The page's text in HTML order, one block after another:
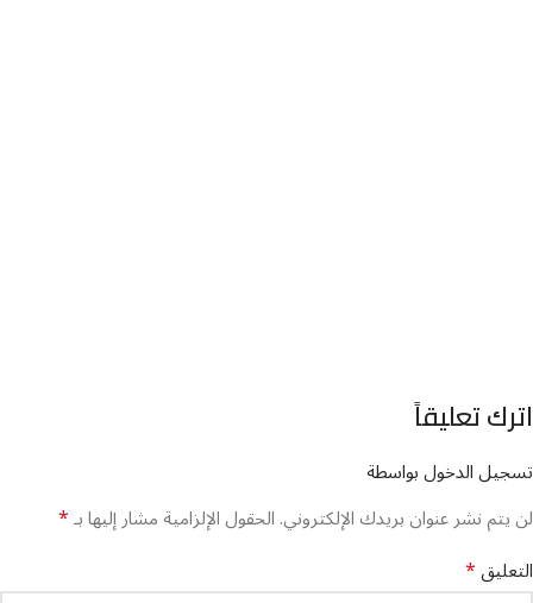
اترك تعليقاً
تسجيل الدخول بواسطة
لن يتم نشر عنوان بريدك الإلكتروني.الحقول الإلزامية مشار إليها بـ*
التعليق*